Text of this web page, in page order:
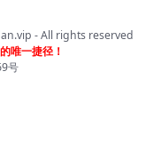
- All rights reserved
唯一捷径！
号